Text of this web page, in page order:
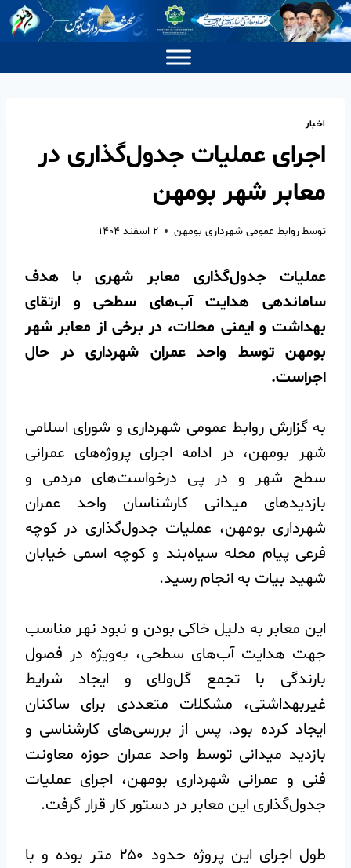
اخبار
اجرای عملیات جدول‌گذاری در
معابر شهر بومهن
توسطروابط عمومی شهرداری بومهن ۲ اسفند ۱۴۰۴
عملیات جدول‌گذاری معابر شهری با هدف
ساماندهی هدایت آب‌های سطحی و ارتقای
بهداشت و ایمنی محلات، در برخی از معابر شهر
بومهن توسط واحد عمران شهرداری در حال
اجراست.
️به گزارش روابط عمومی شهرداری و شورای اسلامی
شهر بومهن، در ادامه اجرای پروژه‌های عمرانی
سطح شهر و در پی درخواست‌های مردمی و
بازدیدهای میدانی کارشناسان واحد عمران
شهرداری بومهن، عملیات جدول‌گذاری در کوچه
فرعی پیام محله سیاه‌بند و کوچه اسمی خیابان
شهید بیات به انجام رسید.
️این معابر به دلیل خاکی بودن و نبود نهر مناسب
جهت هدایت آب‌های سطحی، به‌ویژه در فصول
بارندگی با تجمع گل‌ولای و ایجاد شرایط
غیربهداشتی، مشکلات متعددی برای ساکنان
ایجاد کرده بود. پس از بررسی‌های کارشناسی و
بازدید میدانی توسط واحد عمران حوزه معاونت
فنی و عمرانی شهرداری بومهن، اجرای عملیات
جدول‌گذاری این معابر در دستور کار قرار گرفت.
️طول اجرای این پروژه حدود ۲۵۰ متر بوده و با